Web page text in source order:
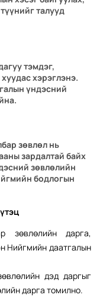
талууд
тэмдэг,
хэрэглэнэ.
үндэсний
зөвлөл нь
зардалтай байх
зөвлөлийн
бодлогын
зөвлөлийн дарга,
Нийгмийн даатгалын
дэд даргыг
дарга томилно.